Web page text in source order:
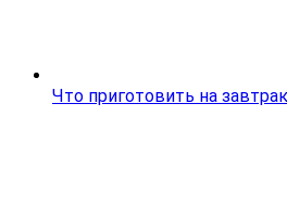
Что приготовить на завтрак